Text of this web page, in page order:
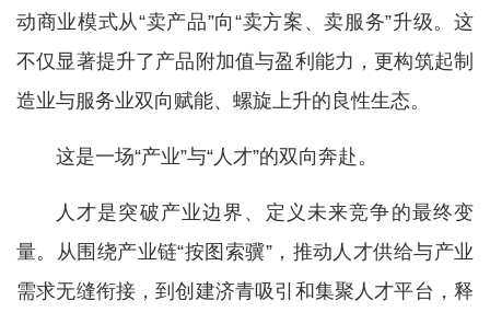
动商业模式从“卖产品”向“卖方案、卖服务”升级。这
不仅显著提升了产品附加值与盈利能力，更构筑起制
造业与服务业双向赋能、螺旋上升的良性生态。
这是一场“产业”与“人才”的双向奔赴。
人才是突破产业边界、定义未来竞争的最终变
量。从围绕产业链“按图索骥”，推动人才供给与产业
需求无缝衔接，到创建济青吸引和集聚人才平台，释